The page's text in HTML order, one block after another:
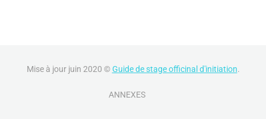
Mise à jour juin 2020 ©Guide de stage officinal d'initiation.
ANNEXES